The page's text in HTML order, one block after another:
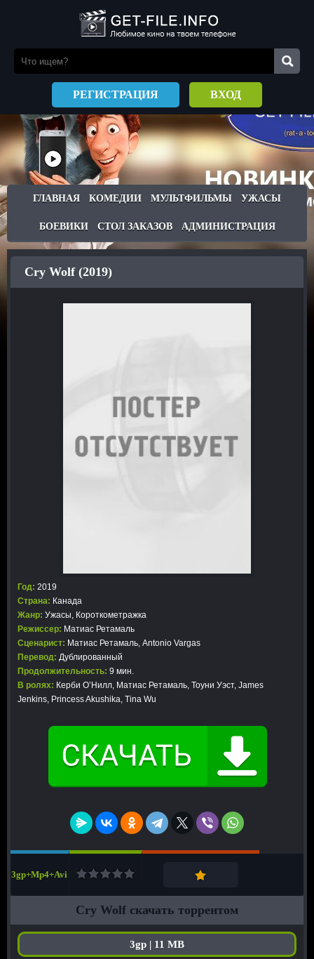
РЕГИСТРАЦИЯ ВХОД
ГЛАВНАЯ КОМЕДИИ МУЛЬТФИЛЬМЫ УЖАСЫ
БОЕВИКИ СТОЛ ЗАКАЗОВ АДМИНИСТРАЦИЯ
Cry Wolf (2019)
Год: 2019
Страна: Канада
Жанр: Ужасы, Короткометражка
Режиссер: Матиас Ретамаль
Сценарист: Матиас Ретамаль, Antonio Vargas
Перевод: Дублированный
Продолжительность: 9 мин.
В ролях: Керби О’Нилл, Матиас Ретамаль, Тоуни Уэст, James
Jenkins, Princess Akushika, Tina Wu
3gp+Mp4+Avi
Cry Wolf скачать торрентом
3gp | 11 MB